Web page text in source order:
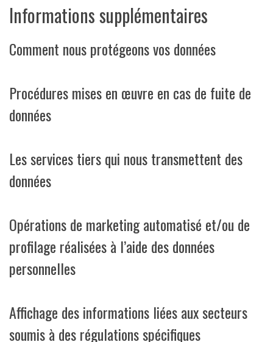
Informations supplémentaires
Comment nous protégeons vos données
Procédures mises en œuvre en cas de fuite de
données
Les services tiers qui nous transmettent des
données
Opérations de marketing automatisé et/ou de
profilage réalisées à l’aide des données
personnelles
Affichage des informations liées aux secteurs
soumis à des régulations spécifiques